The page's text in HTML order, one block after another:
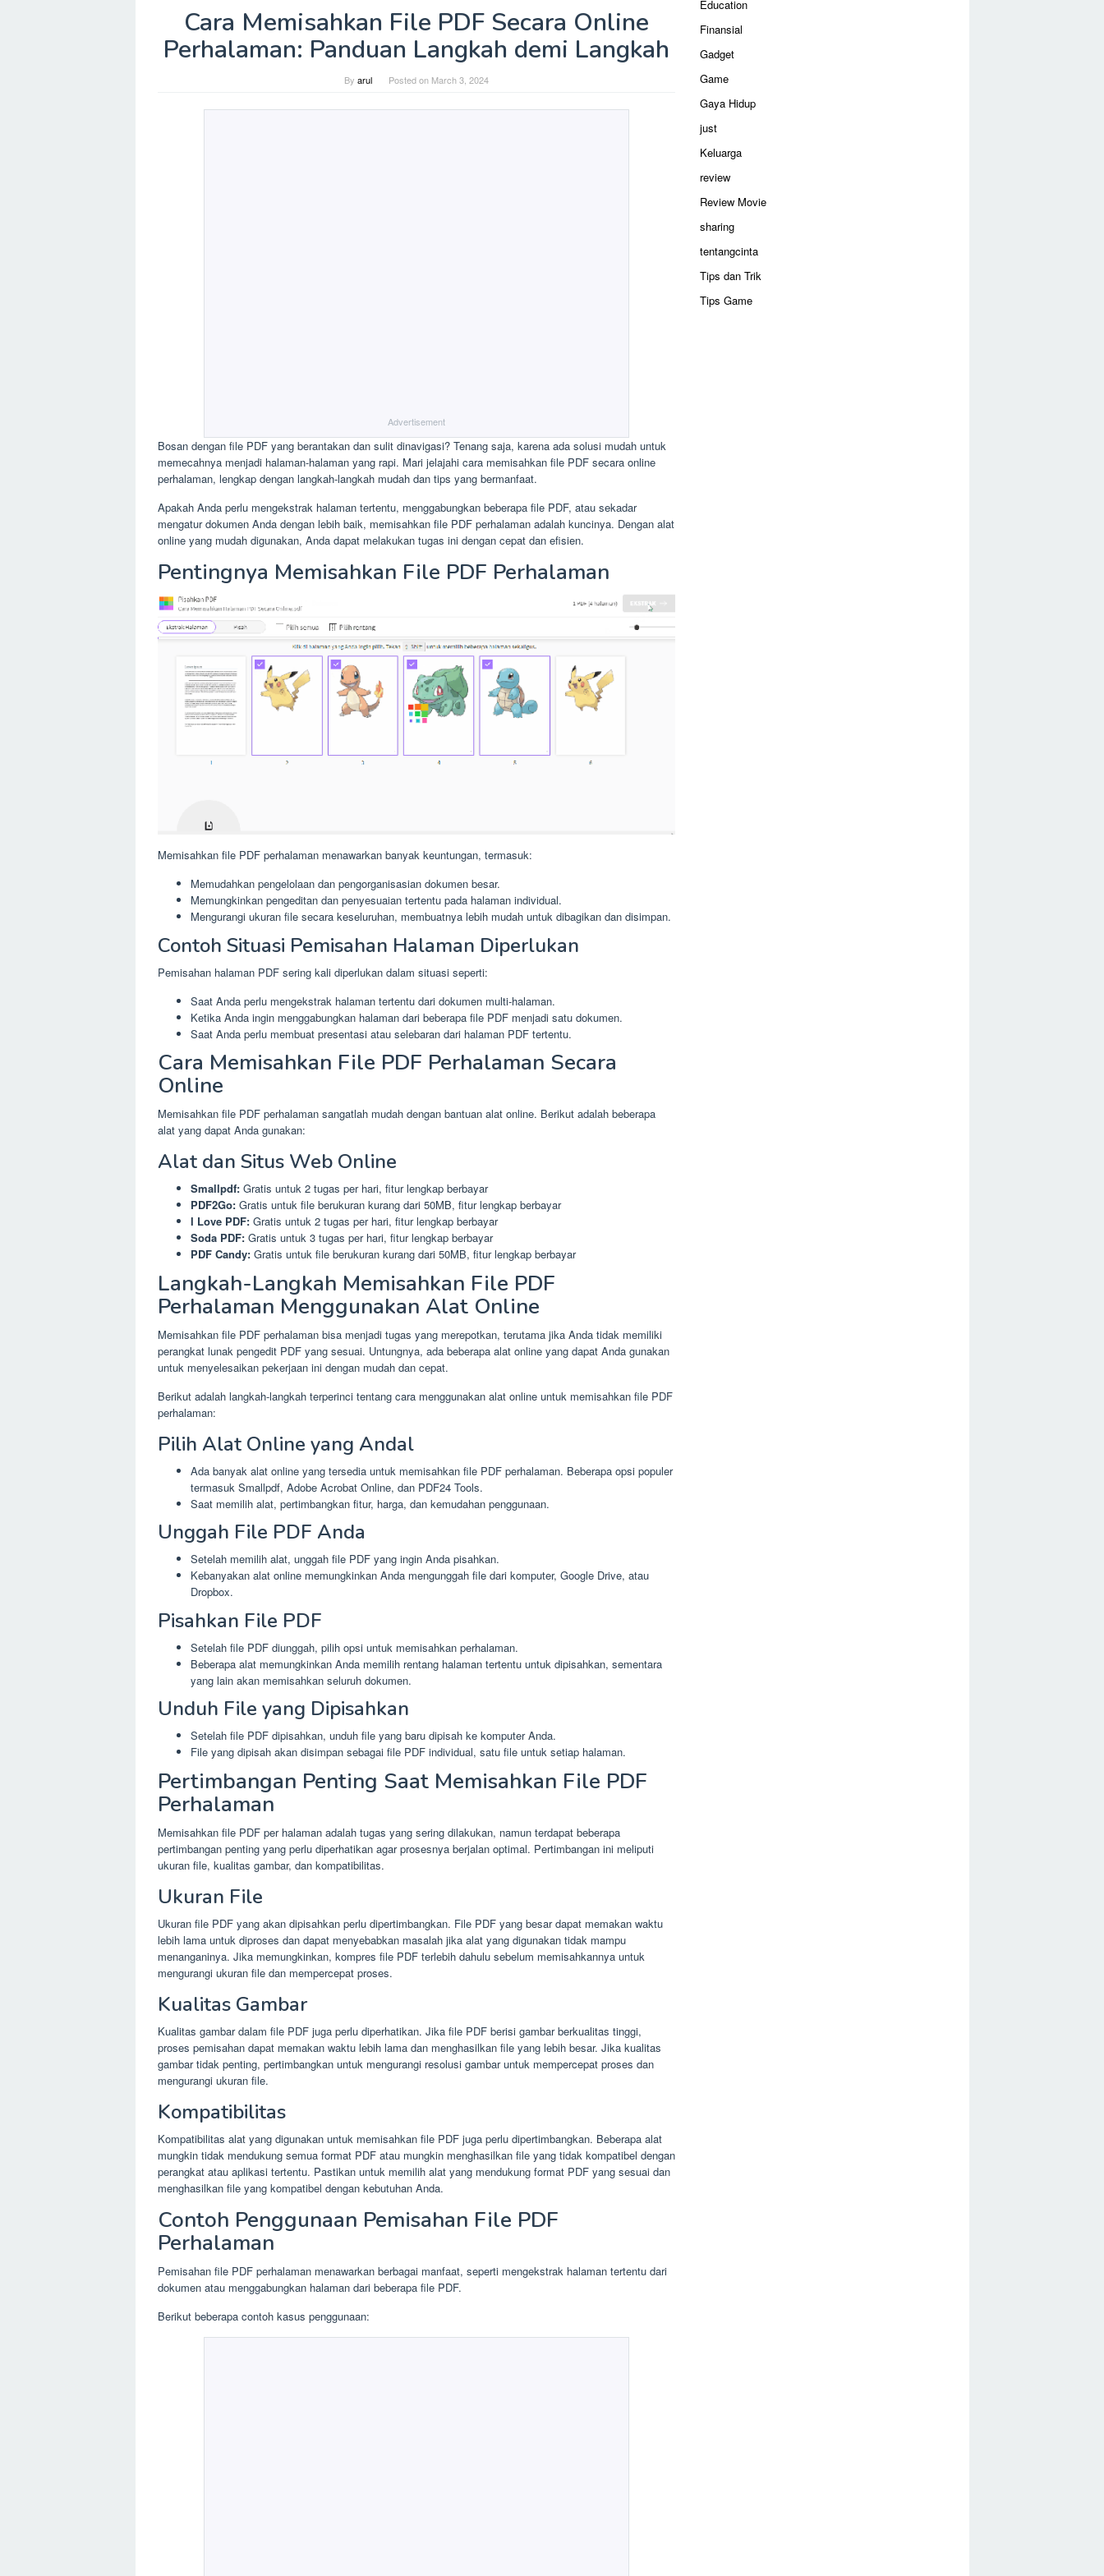
Cara Memisahkan File PDF Secara Online
Perhalaman: Panduan Langkah demi Langkah
By arul Posted on March 3, 2024
Advertisement
Bosan dengan file PDF yang berantakan dan sulit dinavigasi? Tenang saja, karena ada solusi mudah untuk
memecahnya menjadi halaman-halaman yang rapi. Mari jelajahi cara memisahkan file PDF secara online
perhalaman, lengkap dengan langkah-langkah mudah dan tips yang bermanfaat.
Apakah Anda perlu mengekstrak halaman tertentu, menggabungkan beberapa file PDF, atau sekadar
mengatur dokumen Anda dengan lebih baik, memisahkan file PDF perhalaman adalah kuncinya. Dengan alat
online yang mudah digunakan, Anda dapat melakukan tugas ini dengan cepat dan efisien.
Pentingnya Memisahkan File PDF Perhalaman
Memisahkan file PDF perhalaman menawarkan banyak keuntungan, termasuk:
Memudahkan pengelolaan dan pengorganisasian dokumen besar.
Memungkinkan pengeditan dan penyesuaian tertentu pada halaman individual.
Mengurangi ukuran file secara keseluruhan, membuatnya lebih mudah untuk dibagikan dan disimpan.
Contoh Situasi Pemisahan Halaman Diperlukan
Pemisahan halaman PDF sering kali diperlukan dalam situasi seperti:
Saat Anda perlu mengekstrak halaman tertentu dari dokumen multi-halaman.
Ketika Anda ingin menggabungkan halaman dari beberapa file PDF menjadi satu dokumen.
Saat Anda perlu membuat presentasi atau selebaran dari halaman PDF tertentu.
Cara Memisahkan File PDF Perhalaman Secara
Online
Memisahkan file PDF perhalaman sangatlah mudah dengan bantuan alat online. Berikut adalah beberapa
alat yang dapat Anda gunakan:
Alat dan Situs Web Online
Smallpdf: Gratis untuk 2 tugas per hari, fitur lengkap berbayar
PDF2Go: Gratis untuk file berukuran kurang dari 50MB, fitur lengkap berbayar
I Love PDF: Gratis untuk 2 tugas per hari, fitur lengkap berbayar
Soda PDF: Gratis untuk 3 tugas per hari, fitur lengkap berbayar
PDF Candy: Gratis untuk file berukuran kurang dari 50MB, fitur lengkap berbayar
Langkah-Langkah Memisahkan File PDF
Perhalaman Menggunakan Alat Online
Memisahkan file PDF perhalaman bisa menjadi tugas yang merepotkan, terutama jika Anda tidak memiliki
perangkat lunak pengedit PDF yang sesuai. Untungnya, ada beberapa alat online yang dapat Anda gunakan
untuk menyelesaikan pekerjaan ini dengan mudah dan cepat.
Berikut adalah langkah-langkah terperinci tentang cara menggunakan alat online untuk memisahkan file PDF
perhalaman:
Pilih Alat Online yang Andal
Ada banyak alat online yang tersedia untuk memisahkan file PDF perhalaman. Beberapa opsi populer
termasuk Smallpdf, Adobe Acrobat Online, dan PDF24 Tools.
Saat memilih alat, pertimbangkan fitur, harga, dan kemudahan penggunaan.
Unggah File PDF Anda
Setelah memilih alat, unggah file PDF yang ingin Anda pisahkan.
Kebanyakan alat online memungkinkan Anda mengunggah file dari komputer, Google Drive, atau
Dropbox.
Pisahkan File PDF
Setelah file PDF diunggah, pilih opsi untuk memisahkan perhalaman.
Beberapa alat memungkinkan Anda memilih rentang halaman tertentu untuk dipisahkan, sementara
yang lain akan memisahkan seluruh dokumen.
Unduh File yang Dipisahkan
Setelah file PDF dipisahkan, unduh file yang baru dipisah ke komputer Anda.
File yang dipisah akan disimpan sebagai file PDF individual, satu file untuk setiap halaman.
Pertimbangan Penting Saat Memisahkan File PDF
Perhalaman
Memisahkan file PDF per halaman adalah tugas yang sering dilakukan, namun terdapat beberapa
pertimbangan penting yang perlu diperhatikan agar prosesnya berjalan optimal. Pertimbangan ini meliputi
ukuran file, kualitas gambar, dan kompatibilitas.
Ukuran File
Ukuran file PDF yang akan dipisahkan perlu dipertimbangkan. File PDF yang besar dapat memakan waktu
lebih lama untuk diproses dan dapat menyebabkan masalah jika alat yang digunakan tidak mampu
menanganinya. Jika memungkinkan, kompres file PDF terlebih dahulu sebelum memisahkannya untuk
mengurangi ukuran file dan mempercepat proses.
Kualitas Gambar
Kualitas gambar dalam file PDF juga perlu diperhatikan. Jika file PDF berisi gambar berkualitas tinggi,
proses pemisahan dapat memakan waktu lebih lama dan menghasilkan file yang lebih besar. Jika kualitas
gambar tidak penting, pertimbangkan untuk mengurangi resolusi gambar untuk mempercepat proses dan
mengurangi ukuran file.
Kompatibilitas
Kompatibilitas alat yang digunakan untuk memisahkan file PDF juga perlu dipertimbangkan. Beberapa alat
mungkin tidak mendukung semua format PDF atau mungkin menghasilkan file yang tidak kompatibel dengan
perangkat atau aplikasi tertentu. Pastikan untuk memilih alat yang mendukung format PDF yang sesuai dan
menghasilkan file yang kompatibel dengan kebutuhan Anda.
Contoh Penggunaan Pemisahan File PDF
Perhalaman
Pemisahan file PDF perhalaman menawarkan berbagai manfaat, seperti mengekstrak halaman tertentu dari
dokumen atau menggabungkan halaman dari beberapa file PDF.
Berikut beberapa contoh kasus penggunaan:
Education
Finansial
Gadget
Game
Gaya Hidup
just
Keluarga
review
Review Movie
sharing
tentangcinta
Tips dan Trik
Tips Game